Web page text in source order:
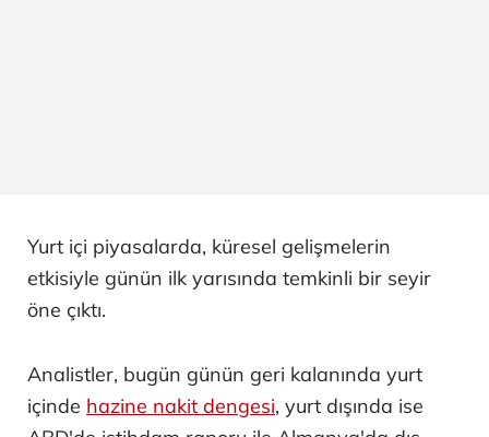
Yurt içi piyasalarda, küresel gelişmelerin
etkisiyle günün ilk yarısında temkinli bir seyir
öne çıktı.
Analistler, bugün günün geri kalanında yurt
içinde hazine nakit dengesi, yurt dışında ise